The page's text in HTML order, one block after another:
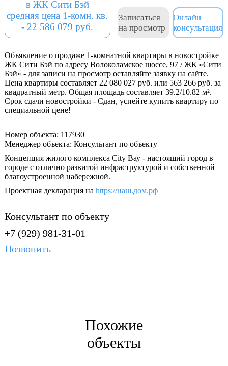
в ЖК Сити Бэй
средняя цена 1-комн. кв.
- 22 586 079 руб.
Записаться
на просмотр
Онлайн
консультация
Объявление о продаже 1-комнатной квартиры в новостройке
ЖК Сити Бэй по адресу Волоколамское шоссе, 97 / ЖК «Сити
Бэй» - для записи на просмотр оставляйте заявку на сайте.
Цена квартиры составляет 22 080 027 руб. или 563 266 руб. за
квадратный метр. Общая площадь составляет 39.2/10.82 м².
Срок сдачи новостройки - Сдан, успейте купить квартиру по
специальной цене!
Номер объекта: 117930
Менеджер объекта: Консультант по объекту
Концепция жилого комплекса City Вау - настоящий город в
городе с отлично развитой инфраструктурой и собственной
благоустроенной набережной.
Проектная декларация на https://наш.дом.рф
Консультант по объекту
+7 (929) 981-31-01
Позвонить
Похожие
объекты